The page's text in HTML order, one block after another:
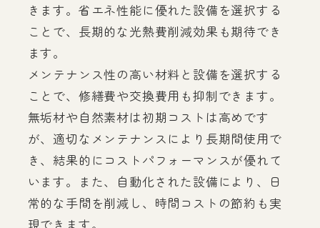
きます。省エネ性能に優れた設備を選択する
ことで、長期的な光熱費削減効果も期待でき
ます。
メンテナンス性の高い材料と設備を選択する
ことで、修繕費や交換費用も抑制できます。
無垢材や自然素材は初期コストは高めです
が、適切なメンテナンスにより長期間使用で
き、結果的にコストパフォーマンスが優れて
います。また、自動化された設備により、日
常的な手間を削減し、時間コストの節約も実
現できます。